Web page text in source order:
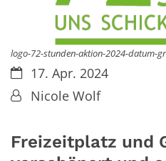
logo-72-stunden-aktion-2024-datum-
Datum:17. Apr. 2024
Von:Nicole Wolf
Freizeitplatz und